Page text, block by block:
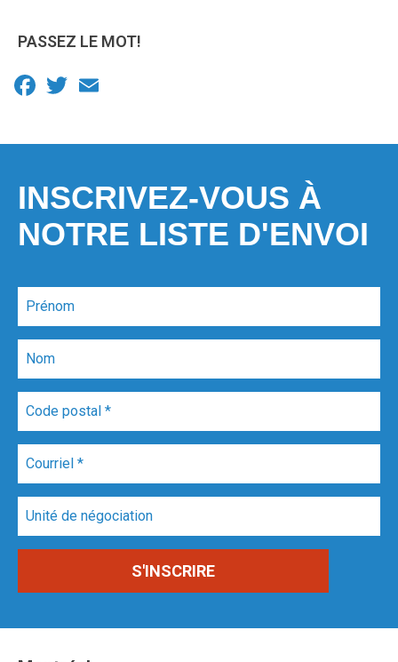
PASSEZ LE MOT!
Facebook
Twitter
INSCRIVEZ-VOUS À
NOTRE LISTE D'ENVOI